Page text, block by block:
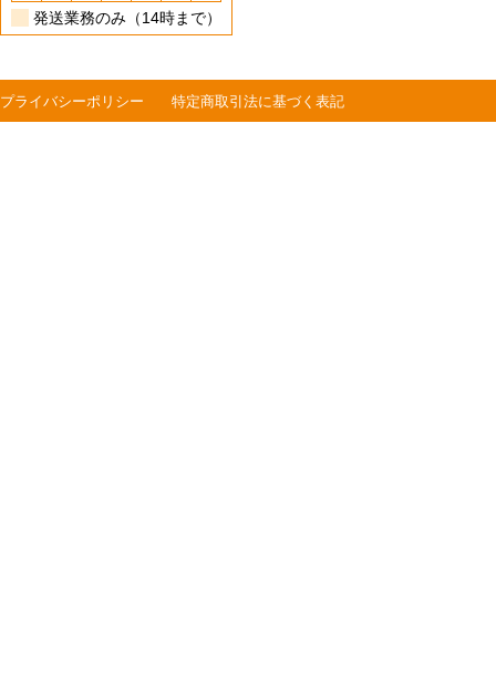
発送業務のみ（14時まで）
プライバシーポリシー 特定商取引法に基づく表記